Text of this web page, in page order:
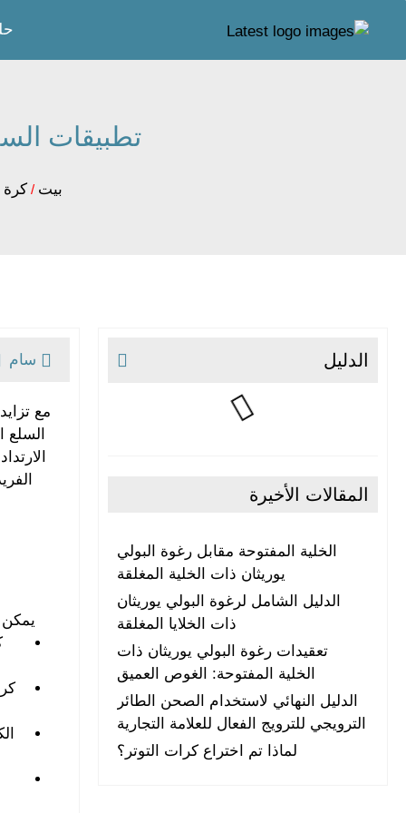
تطبيقات
بيت / كرة
الدليل
المقالات الأخيرة
الخلية المفتوحة مقابل رغوة البولي
يوريثان ذات الخلية المغلقة
الدليل الشامل لرغوة البولي يوريثان
ذات الخلايا المغلقة
تعقيدات رغوة البولي يوريثان ذات
الخلية المفتوحة: الغوص العميق
الدليل النهائي لاستخدام الصحن الطائر
الترويجي للترويج الفعال للعلامة التجارية
لماذا تم اختراع كرات التوتر؟
سام
مع
يمكن